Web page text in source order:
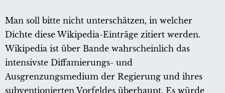
Man soll bitte nicht unterschätzen, in welcher
Dichte diese Wikipedia-Einträge zitiert werden.
Wikipedia ist über Bande wahrscheinlich das
intensivste Diffamierungs- und
Ausgrenzungsmedium der Regierung und ihres
subventionierten Vorfeldes überhaupt. Es würde